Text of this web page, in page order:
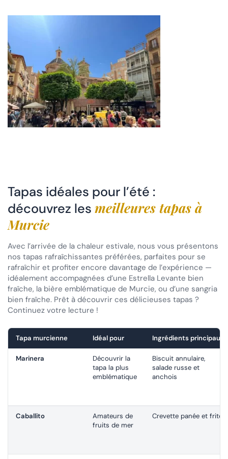
Tapas idéales pour l’été :
découvrez les meilleures tapas à
Murcie
Avec l’arrivée de la chaleur estivale, nous vous présentons
nos tapas rafraîchissantes préférées, parfaites pour se
rafraîchir et profiter encore davantage de l’expérience —
idéalement accompagnées d’une Estrella Levante bien
fraîche, la bière emblématique de Murcie, ou d’une sangria
bien fraîche. Prêt à découvrir ces délicieuses tapas ?
Continuez votre lecture !
Tapa murcienne Idéal pour Ingrédients principaux
Marinera
Découvrir la
tapa la plus
emblématique
Biscuit annulaire,
salade russe et
anchois
Caballito
Amateurs de
fruits de mer
Crevette panée et frite